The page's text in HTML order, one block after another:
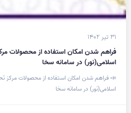
۳۱ تیر ۱۴۰۲
فراهم شدن امکان استفاده از محصولات
اسلامی(نور) در سامانه سخا
📣 فراهم شدن امکان استفاده از محصولات مرکز
اسلامی(نور) در سامانه سخا